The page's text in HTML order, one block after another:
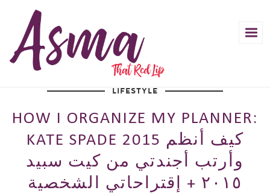
LIFESTYLE
HOW I ORGANIZE MY PLANNER:
KATE SPADE 2015 كيف أنظم
وأرتب أجندتي من كيت سبيد
٢٠١٥ + إقتراحاتي الشخصية